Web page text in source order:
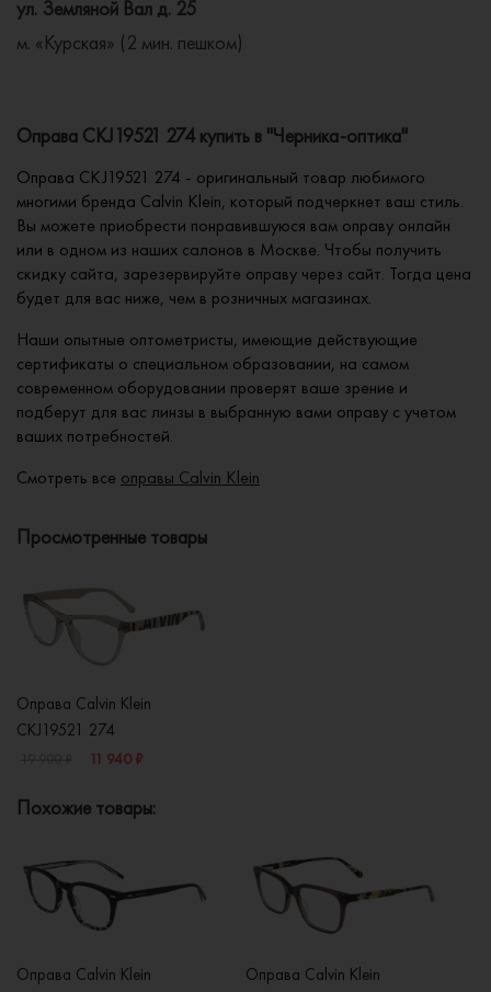
ул. Земляной Вал д. 25
м. «Курская» (2 мин. пешком)
Оправа CKJ19521 274 купить в "Черника-оптика"
Оправа CKJ19521 274 - оригинальный товар любимого
многими бренда Calvin Klein, который подчеркнет ваш стиль.
Вы можете приобрести понравившуюся вам оправу онлайн
или в одном из наших салонов в Москве. Чтобы получить
скидку сайта, зарезервируйте оправу через сайт. Тогда цена
будет для вас ниже, чем в розничных магазинах.
Наши опытные оптометристы, имеющие действующие
сертификаты о специальном образовании, на самом
современном оборудовании проверят ваше зрение и
подберут для вас линзы в выбранную вами оправу с учетом
ваших потребностей.
Смотреть все оправы Calvin Klein
Просмотренные товары
Оправа Calvin Klein
CKJ19521 274
11 940 ₽
Похожие товары:
Оправа Calvin Klein
Оправа Calvin Klein